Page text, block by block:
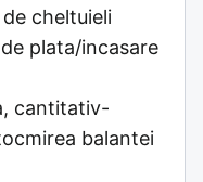
cheltuieli
plata/incasare
cantitativ-
balantei